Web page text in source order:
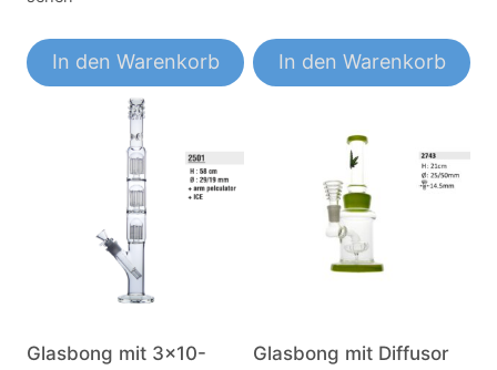
In den Warenkorb In den Warenkorb
Glasbong mit 3×10-
Glasbong mit Diffusor